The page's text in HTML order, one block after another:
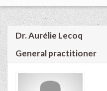
Dr. Aurélie Lecoq
General practitioner